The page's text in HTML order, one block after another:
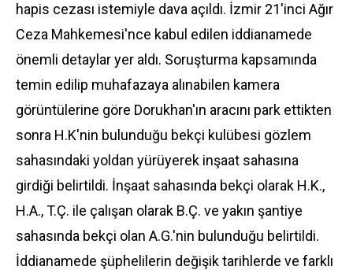
hapis cezası istemiyle dava açıldı. İzmir 21'inci Ağır
Ceza Mahkemesi'nce kabul edilen iddianamede
önemli detaylar yer aldı. Soruşturma kapsamında
temin edilip muhafazaya alınabilen kamera
görüntülerine göre Dorukhan'ın aracını park ettikten
sonra H.K'nin bulunduğu bekçi kulübesi gözlem
sahasındaki yoldan yürüyerek inşaat sahasına
girdiği belirtildi. İnşaat sahasında bekçi olarak H.K.,
H.A., T.Ç. ile çalışan olarak B.Ç. ve yakın şantiye
sahasında bekçi olan A.G.'nin bulunduğu belirtildi.
İddianamede şüphelilerin değişik tarihlerde ve farklı